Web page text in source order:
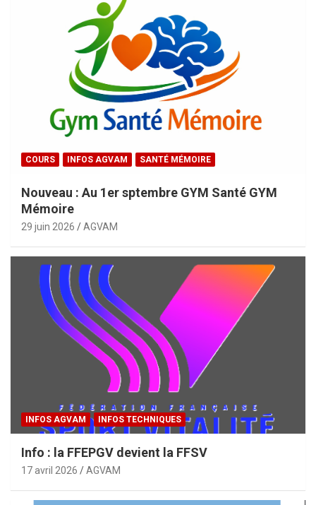
COURS INFOS AGVAM SANTÉ MÉMOIRE
Nouveau : Au 1er sptembre GYM Santé GYM
Mémoire
29 juin 2026 AGVAM
INFOS AGVAM INFOS TECHNIQUES
Info : la FFEPGV devient la FFSV
17 avril 2026 AGVAM